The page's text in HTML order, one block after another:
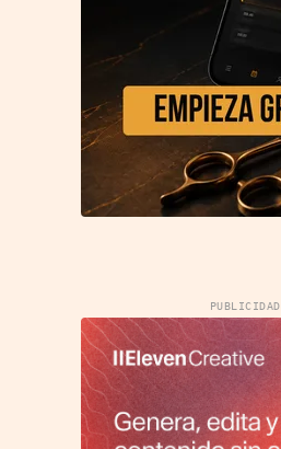
PUBLICIDAD